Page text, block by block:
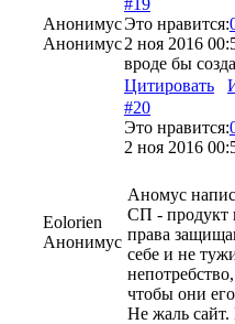
Анонимус
Анонимус
Это нравится:
2 ноя 2016
вроде бы
Цитировать
Eolorien
Анонимус
#20
Это нравится:
2 ноя 2016
Аномус
СП - продукт
права
себе и не
чтобы они
Не жаль